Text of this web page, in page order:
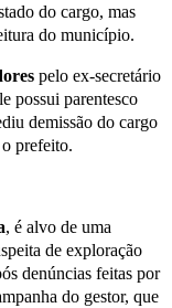
do cargo, mas
do município.
pelo ex-secretário
possui parentesco
demissão do cargo
prefeito.
, é alvo de uma
de exploração
denúncias feitas por
do gestor, que